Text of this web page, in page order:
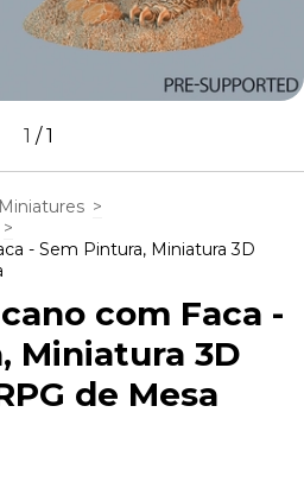
1 /1
>
>
- Sem Pintura, Miniatura 3D
com Faca -
Miniatura 3D
de Mesa